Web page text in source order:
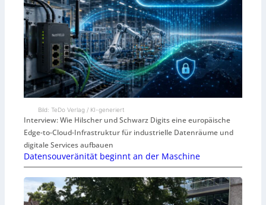
Bild: TeDo Verlag / KI-generiert
Interview: Wie Hilscher und Schwarz Digits eine europäische
Edge-to-Cloud-Infrastruktur für industrielle Datenräume und
digitale Services aufbauen
Datensouveränität beginnt an der Maschine